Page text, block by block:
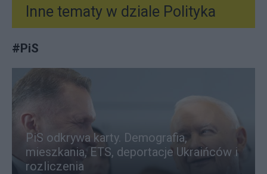
Inne tematy w dziale Polityka
#PiS
PiS odkrywa karty. Demografia,
mieszkania, ETS, deportacje Ukraińców i
rozliczenia